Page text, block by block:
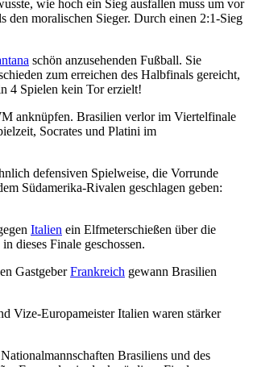
wie hoch ein Sieg ausfallen muss um vor
den moralischen Sieger. Durch einen 2:1-Sieg
schön anzusehenden Fußball. Sie
zum erreichen des Halbfinals gereicht,
4 Spielen kein Tor erzielt!
anknüpfen. Brasilien verlor im Viertelfinale
Socrates und Platini im
defensiven Spielweise, die Vorrunde
Südamerika-Rivalen geschlagen geben:
Italien ein Elfmeterschießen über die
dieses Finale geschossen.
GastgeberFrankreich gewann Brasilien
Vize-Europameister Italien waren stärker
Brasiliens und des